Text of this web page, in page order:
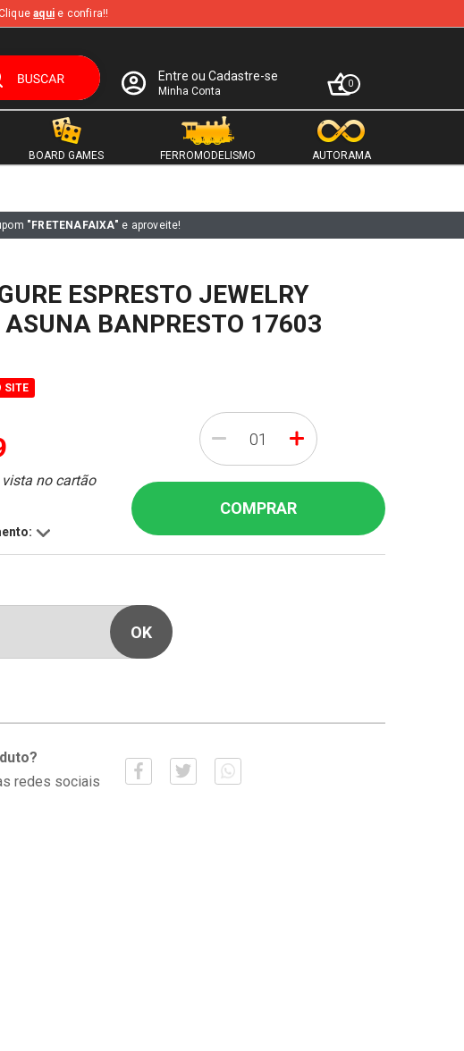
aqui e confira!!
Entre ou Cadastre-se
Minha Conta
0
BOARD GAMES FERROMODELISMO AUTORAMA
"FRETENAFAIXA" e aproveite!
ESPRESTO JEWELRY
BANPRESTO 17603
SITE
no cartão
- +
COMPRAR
redes sociais